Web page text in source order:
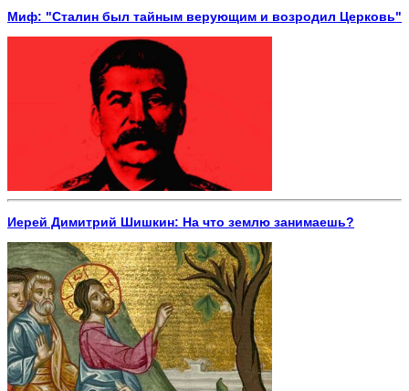
Миф: "Сталин был тайным верующим и возродил Церковь"
Иерей Димитрий Шишкин: На что землю занимаешь?